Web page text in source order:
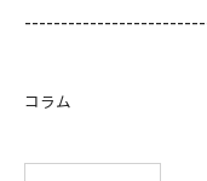
コラム